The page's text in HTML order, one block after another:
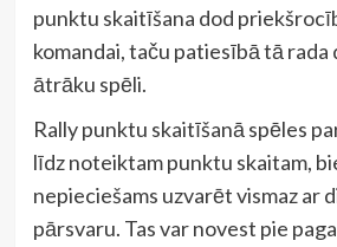
punktu skaitīšana dod
komandai, taču patiesībā tā rada
ātrāku spēli.
Rally punktu skaitīšanā spēles
līdz noteiktam punktu skaitam,
nepieciešams uzvarēt vismaz ar
pārsvaru. Tas var novest pie